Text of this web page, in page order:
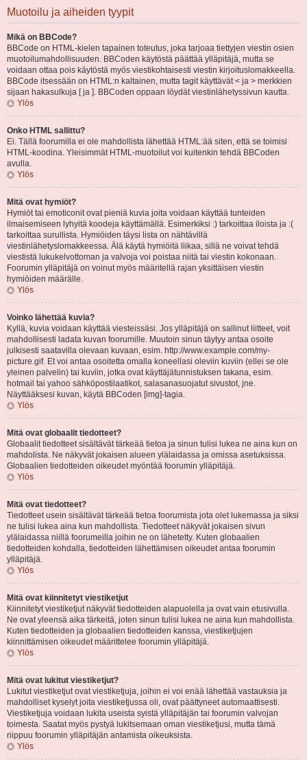
Muotoilu ja aiheiden tyypit
Mikä on BBCode?
BBCode on HTML-kielen tapainen toteutus, joka tarjoaa tiettyjen viestin osien
muotoilumahdollisuuden. BBCoden käytöstä päättää ylläpitäjä, mutta se
voidaan ottaa pois käytöstä myös viestikohtaisesti viestin kirjoituslomakkeella.
BBCode itsessään on HTML:n kaltainen, mutta tagit käyttävät < ja > merkkien
sijaan hakasulkuja [ ja ]. BBCoden oppaan löydät viestinlähetyssivun kautta.
Ylös
Onko HTML sallittu?
Ei. Tällä foorumilla ei ole mahdollista lähettää HTML:ää siten, että se toimisi
HTML-koodina. Yleisimmät HTML-muotoilut voi kuitenkin tehdä BBCoden
avulla.
Ylös
Mitä ovat hymiöt?
Hymiöt tai emoticonit ovat pieniä kuvia joita voidaan käyttää tunteiden
ilmaisemiseen lyhyitä koodeja käyttämällä. Esimerkiksi :) tarkoittaa iloista ja :(
tarkoittaa surullista. Hymiöiden täysi lista on nähtävillä
viestinlähetyslomakkeessa. Älä käytä hymiöitä liikaa, sillä ne voivat tehdä
viestistä lukukelvottoman ja valvoja voi poistaa niitä tai viestin kokonaan.
Foorumin ylläpitäjä on voinut myös määritellä rajan yksittäisen viestin
hymiöiden määrälle.
Ylös
Voinko lähettää kuvia?
Kyllä, kuvia voidaan käyttää viesteissäsi. Jos ylläpitäjä on sallinut liitteet, voit
mahdollisesti ladata kuvan foorumille. Muutoin sinun täytyy antaa osoite
julkisesti saatavilla olevaan kuvaan, esim. http://www.example.com/my-
picture.gif. Et voi antaa osoitetta omalla koneellasi oleviin kuviin (ellei se ole
yleinen palvelin) tai kuviin, jotka ovat käyttäjätunnistuksen takana, esim.
hotmail tai yahoo sähköpostilaatikot, salasanasuojatut sivustot, jne.
Näyttääksesi kuvan, käytä BBCoden [img]-tagia.
Ylös
Mitä ovat globaalit tiedotteet?
Globaalit tiedotteet sisältävät tärkeää tietoa ja sinun tulisi lukea ne aina kun on
mahdolista. Ne näkyvät jokaisen alueen ylälaidassa ja omissa asetuksissa.
Globaalien tiedotteiden oikeudet myöntää foorumin ylläpitäjä.
Ylös
Mitä ovat tiedotteet?
Tiedotteet usein sisältävät tärkeää tietoa foorumista jota olet lukemassa ja siksi
ne tulisi lukea aina kun mahdollista. Tiedotteet näkyvät jokaisen sivun
ylälaidassa niillä foorumeilla joihin ne on lähetetty. Kuten globaalien
tiedotteiden kohdalla, tiedotteiden lähettämisen oikeudet antaa foorumin
ylläpitäjä.
Ylös
Mitä ovat kiinnitetyt viestiketjut
Kiinnitetyt viestiketjut näkyvät tiedotteiden alapuolella ja ovat vain etusivulla.
Ne ovat yleensä aika tärkeitä, joten sinun tulisi lukea ne aina kun mahdollista.
Kuten tiedotteiden ja globaalien tiedotteiden kanssa, viestiketjujen
kiinnittämisen oikeudet määrittelee foorumin ylläpitäjä.
Ylös
Mitä ovat lukitut viestiketjut?
Lukitut viestiketjut ovat viestiketjuja, joihin ei voi enää lähettää vastauksia ja
mahdolliset kyselyt joita viestiketjussa oli, ovat päättyneet automaattisesti.
Viestiketjuja voidaan lukita useista syistä ylläpitäjän tai foorumin valvojan
toimesta. Saatat myös pystyä lukitsemaan oman viestiketjusi, mutta tämä
riippuu foorumin ylläpitäjän antamista oikeuksista.
Ylös